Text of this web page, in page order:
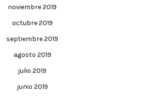
noviembre 2019
octubre 2019
septiembre 2019
agosto 2019
julio 2019
junio 2019